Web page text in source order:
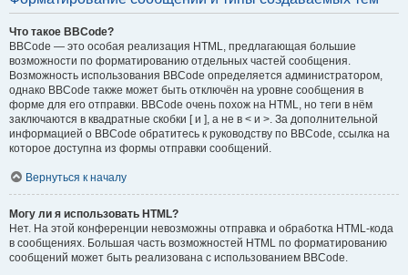
Что такое BBCode?
BBCode — это особая реализация HTML, предлагающая большие
возможности по форматированию отдельных частей сообщения.
Возможность использования BBCode определяется администратором,
однако BBCode также может быть отключён на уровне сообщения в
форме для его отправки. BBCode очень похож на HTML, но теги в нём
заключаются в квадратные скобки [ и ], а не в < и >. За дополнительной
информацией о BBCode обратитесь к руководству по BBCode, ссылка на
которое доступна из формы отправки сообщений.
Вернуться к началу
Могу ли я использовать HTML?
Нет. На этой конференции невозможны отправка и обработка HTML-кода
в сообщениях. Большая часть возможностей HTML по форматированию
сообщений может быть реализована с использованием BBCode.